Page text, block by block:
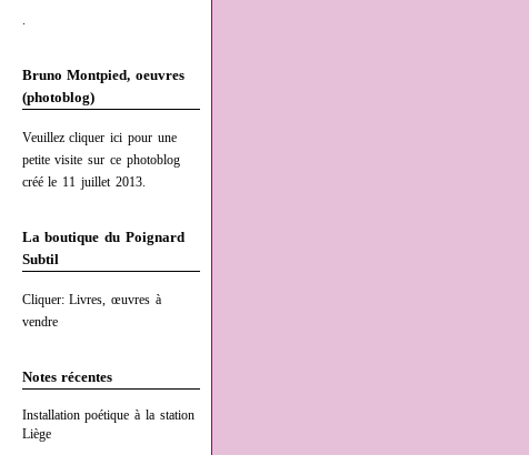
.
Bruno Montpied, oeuvres
(photoblog)
Veuillez cliquer ici pour une
petite visite sur ce photoblog
créé le 11 juillet 2013.
La boutique du Poignard
Subtil
Cliquer: Livres, œuvres à
vendre
Notes récentes
Installation poétique à la station
Liège